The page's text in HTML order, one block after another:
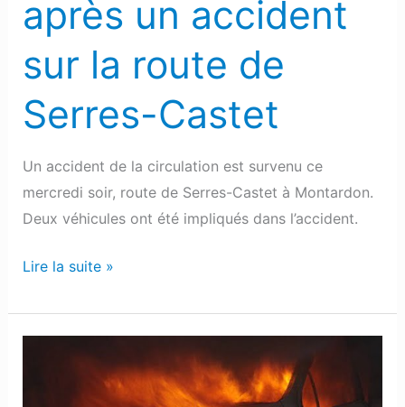
après un accident
sur la route de
Serres-Castet
Un accident de la circulation est survenu ce
mercredi soir, route de Serres-Castet à Montardon.
Deux véhicules ont été impliqués dans l’accident.
Lire la suite »